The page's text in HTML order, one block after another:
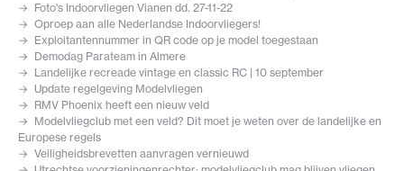
Foto's Indoorvliegen Vianen dd. 27-11-22
Oproep aan alle Nederlandse Indoorvliegers!
Exploitantennummer in QR code op je model toegestaan
Demodag Parateam in Almere
Landelijke recreade vintage en classic RC | 10 september
Update regelgeving Modelvliegen
RMV Phoenix heeft een nieuw veld
Modelvliegclub met een veld? Dit moet je weten over de landelijke en
Europese regels
Veiligheidsbrevetten aanvragen vernieuwd